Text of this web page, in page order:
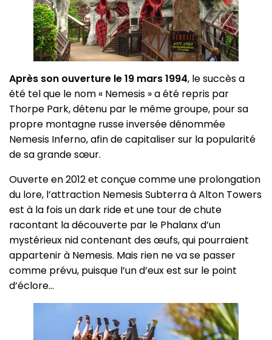
Après son ouverture le 19 mars 1994, le succès a
été tel que le nom « Nemesis » a été repris par
Thorpe Park, détenu par le même groupe, pour sa
propre montagne russe inversée dénommée
Nemesis Inferno, afin de capitaliser sur la popularité
de sa grande sœur.
Ouverte en 2012 et conçue comme une prolongation
du lore, l’attraction Nemesis Subterra à Alton Towers
est à la fois un dark ride et une tour de chute
racontant la découverte par le Phalanx d’un
mystérieux nid contenant des œufs, qui pourraient
appartenir à Nemesis. Mais rien ne va se passer
comme prévu, puisque l’un d’eux est sur le point
d’éclore…